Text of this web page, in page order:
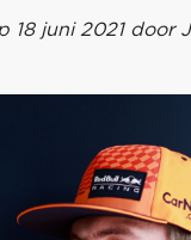
18 juni 2021 door